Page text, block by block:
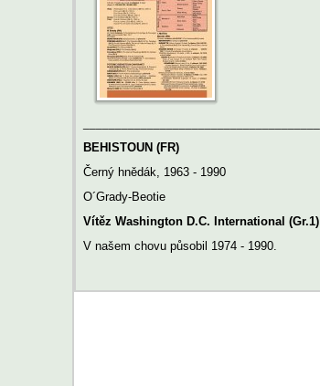
BEHISTOUN (FR)
Černý hnědák, 1963 - 1990
O´Grady-Beotie
Vítěz Washington D.C. International (Gr.1)
V našem chovu působil 1974 - 1990.